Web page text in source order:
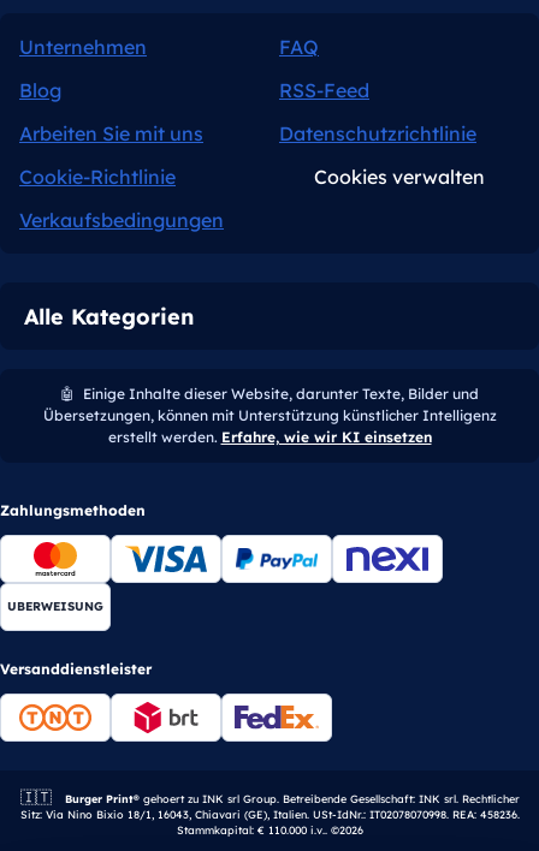
Unternehmen
FAQ
Blog
RSS-Feed
Arbeiten Sie mit uns
Datenschutzrichtlinie
Cookie-Richtlinie
Cookies verwalten
Verkaufsbedingungen
Alle Kategorien
🤖
Einige Inhalte dieser Website, darunter Texte, Bilder und
Übersetzungen, können mit Unterstützung künstlicher Intelligenz
erstellt werden. Erfahre, wie wir KI einsetzen
Zahlungsmethoden
UBERWEISUNG
Versanddienstleister
🇮🇹 Italienisches Unternehmen.
Burger Print®gehoert zu INK srl Group. Betreibende Gesellschaft: INK srl. Rechtlicher
Sitz: Via Nino Bixio 18/1, 16043, Chiavari (GE), Italien. USt-IdNr.: IT02078070998. REA: 458236.
Stammkapital: € 110.000 i.v.. ©2026